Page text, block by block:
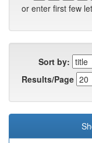
or enter first few
Sort by:
Results/Page